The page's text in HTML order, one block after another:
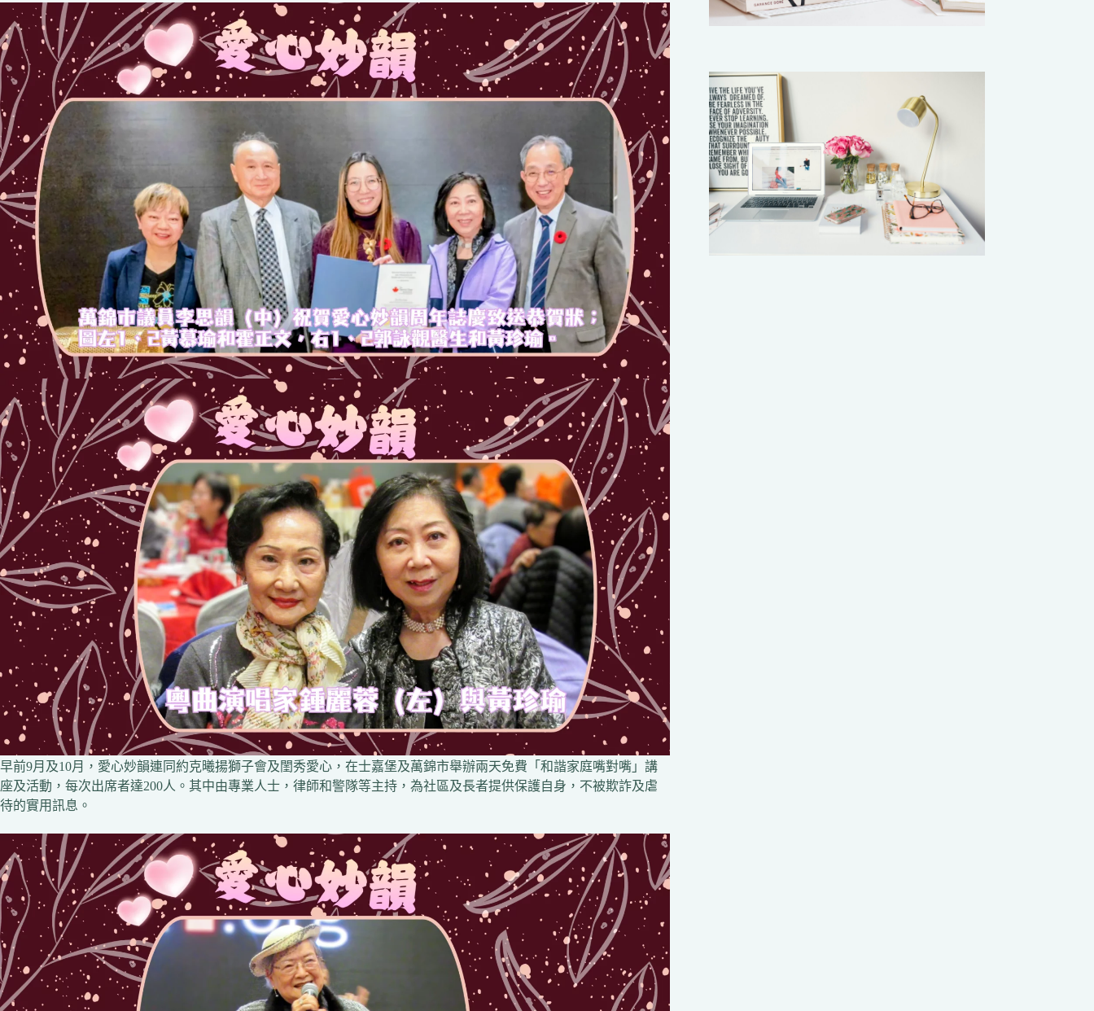
早前9月及10月，愛心妙韻連同約克曦揚獅子會及閨秀愛心，在士嘉堡及萬錦市舉辦兩天免費「和諧家庭嘴對嘴」講
座及活動，每次出席者達200人。其中由專業人士，律師和警隊等主持，為社區及長者提供保護自身，不被欺詐及虐
待的實用訊息。